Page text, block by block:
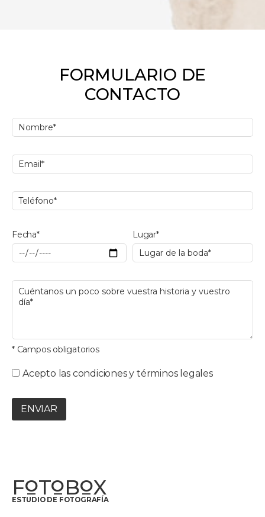
FORMULARIO DE
CONTACTO
Fecha* Lugar*
* Campos obligatorios
Acepto las condiciones y términos legales
ENVIAR
FOTOBOX
ESTUDIO DE FOTOGRAFÍA